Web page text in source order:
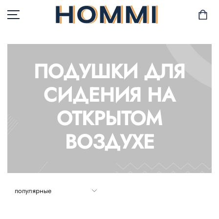
В НАЛИЧИИ
САД И БАЛКОН
ПОДУШКИ ДЛЯ
СИДЕНИЯ НА
ОТКРЫТОМ
ВОЗДУХЕ